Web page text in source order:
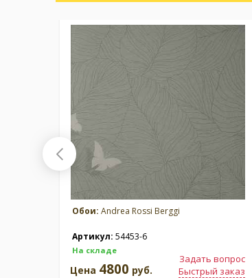
Обои: Andrea Rossi Berggi
Артикул: 54453-6
На складе
Задать вопрос
Быстрый заказ
Цена 4800 руб.